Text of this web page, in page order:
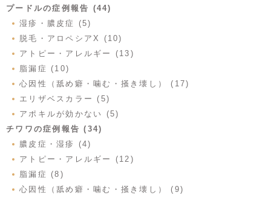
プードルの症例報告 (44)
湿疹・膿皮症 (5)
脱毛・アロペシアX (10)
アトピー・アレルギー (13)
脂漏症 (10)
心因性（舐め癖・噛む・掻き壊し） (17)
エリザベスカラー (5)
アポキルが効かない (5)
チワワの症例報告 (34)
膿皮症・湿疹 (4)
アトピー・アレルギー (12)
脂漏症 (8)
心因性（舐め癖・噛む・掻き壊し） (9)